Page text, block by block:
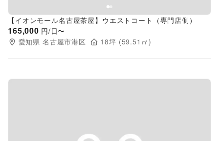
【イオンモール名古屋茶屋】ウエストコート（専門店側）
165,000 円/日〜
愛知県 名古屋市港区 18坪 (59.51 ㎡)